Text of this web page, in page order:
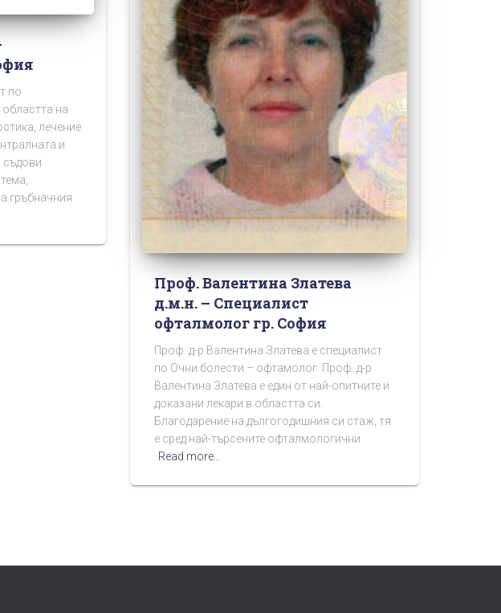
по
областта на
лечение
и
съдови
гръбначния
Проф. Валентина Златева
д.м.н. – Специалист
офталмолог гр. София
Проф. д-р Валентина Златева е специалист
по Очни болести – офтамолог. Проф. д-р
Валентина Златева е един от най-опитните и
доказани лекари в областта си.
Благодарение на дългогодишния си стаж, тя
е сред най-търсените офталмологични
Read more…